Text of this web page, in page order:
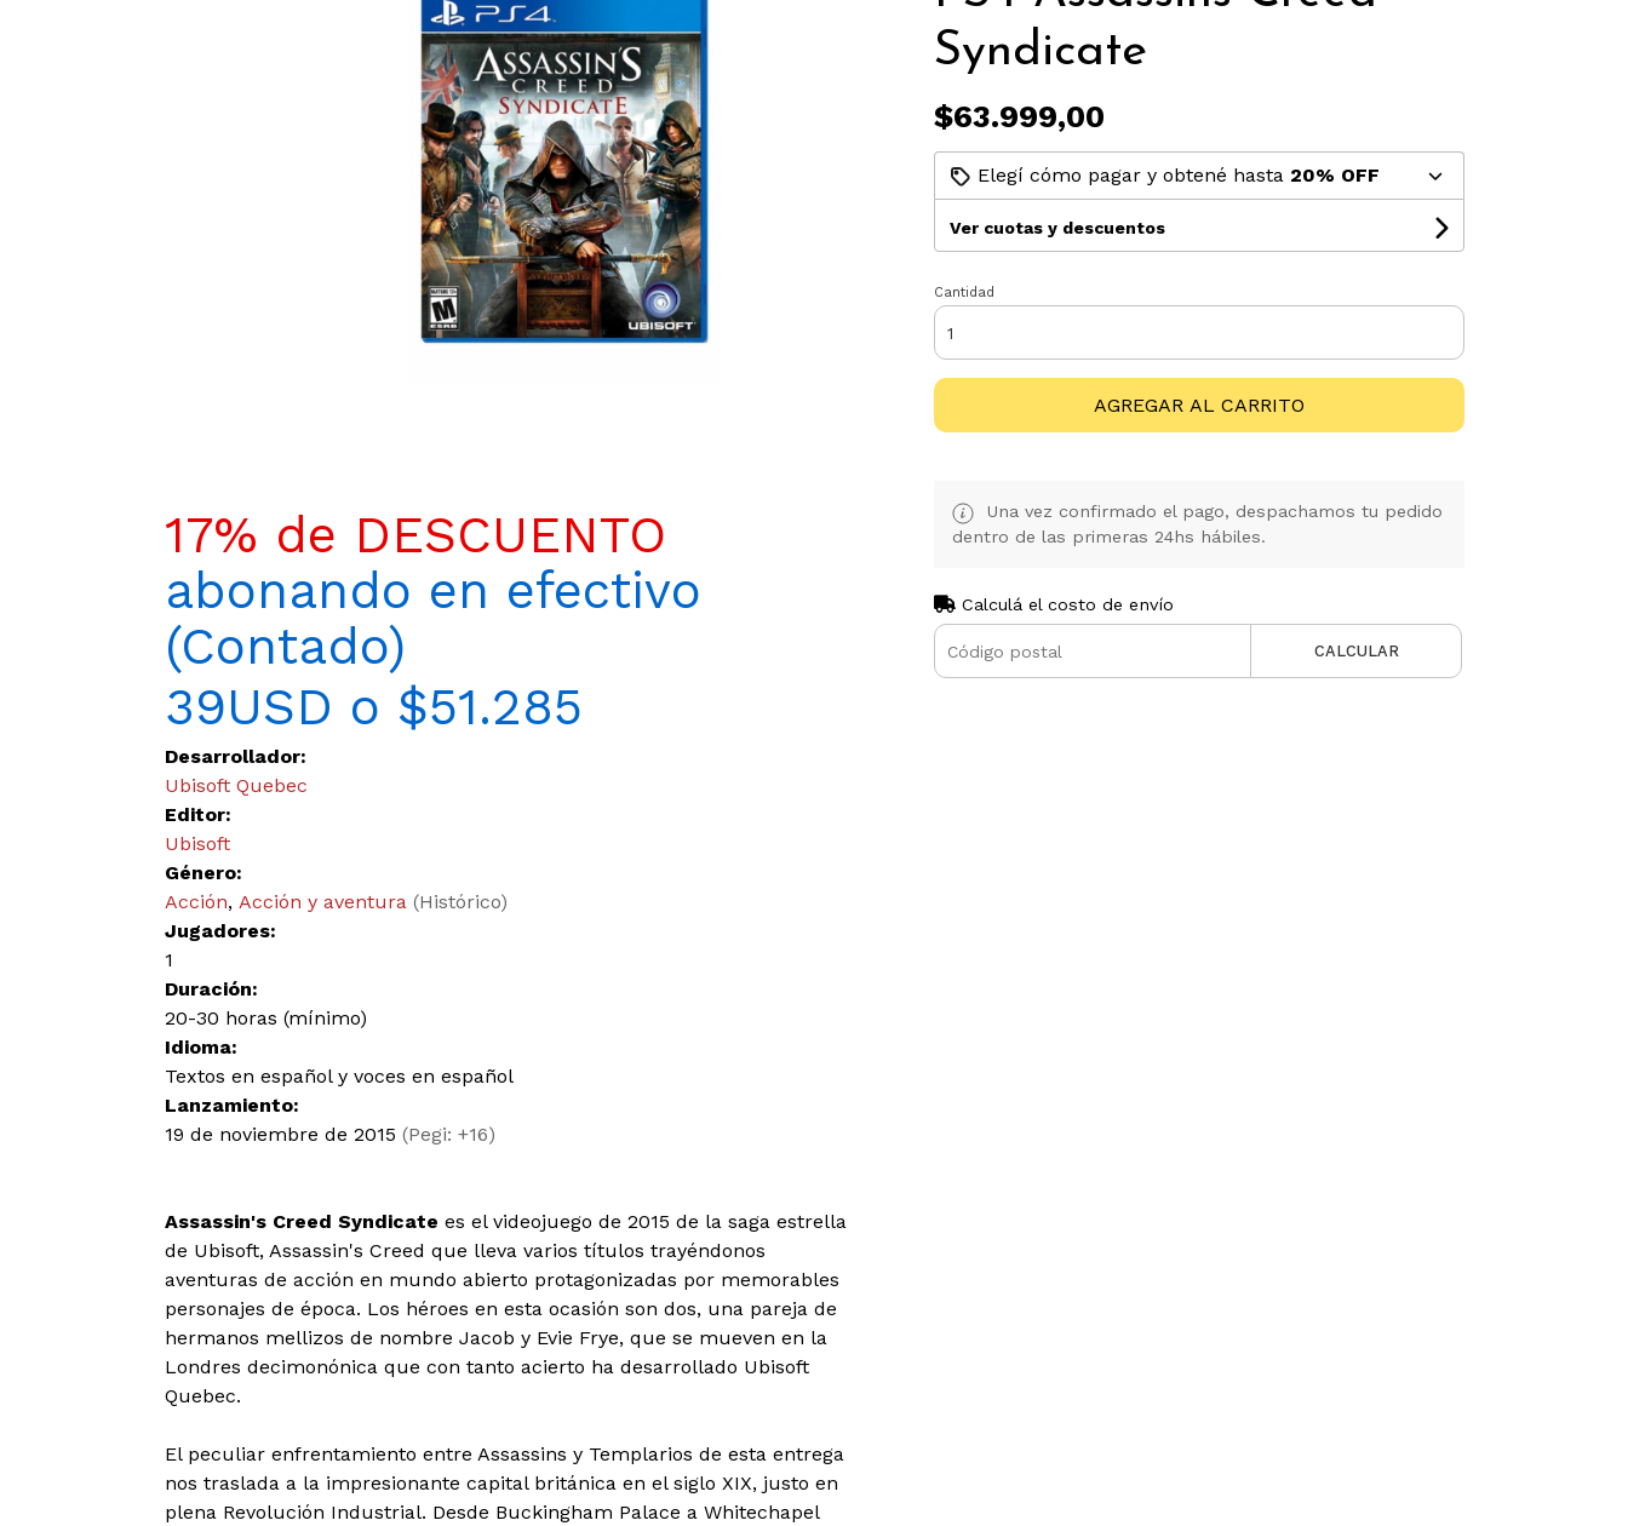
17% de DESCUENTO
abonando en efectivo
(Contado)
39USD o $51.285
Desarrollador:
Ubisoft Quebec
Editor:
Ubisoft
Género:
Acción, Acción y aventura (Histórico)
Jugadores:
1
Duración:
20-30 horas (mínimo)
Idioma:
Textos en español y voces en español
Lanzamiento:
19 de noviembre de 2015 (Pegi: +16)
Assassin's Creed Syndicate es el videojuego de 2015 de la saga estrella
de Ubisoft, Assassin's Creed que lleva varios títulos trayéndonos
aventuras de acción en mundo abierto protagonizadas por memorables
personajes de época. Los héroes en esta ocasión son dos, una pareja de
hermanos mellizos de nombre Jacob y Evie Frye, que se mueven en la
Londres decimonónica que con tanto acierto ha desarrollado Ubisoft
Quebec.
El peculiar enfrentamiento entre Assassins y Templarios de esta entrega
nos traslada a la impresionante capital británica en el siglo XIX, justo en
plena Revolución Industrial. Desde Buckingham Palace a Whitechapel
Syndicate
$63.999,00
Elegí cómo pagar y obtené hasta 20% OFF
Ver cuotas y descuentos
Cantidad
AGREGAR AL CARRITO
Una vez confirmado el pago, despachamos tu pedido
dentro de las primeras 24hs hábiles.
Calculá el costo de envío
CALCULAR